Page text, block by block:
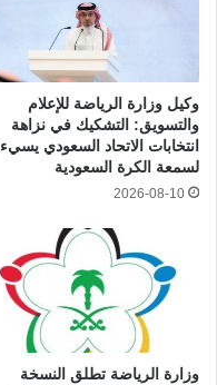
وكيل وزارة الرياضة للإعلام
والتسويق: التشكيك في نزاهة
انتخابات الاتحاد السعودي يسيء
لسمعة الكرة السعودية
2026-08-10
وزارة الرياضة تطلق النسخة